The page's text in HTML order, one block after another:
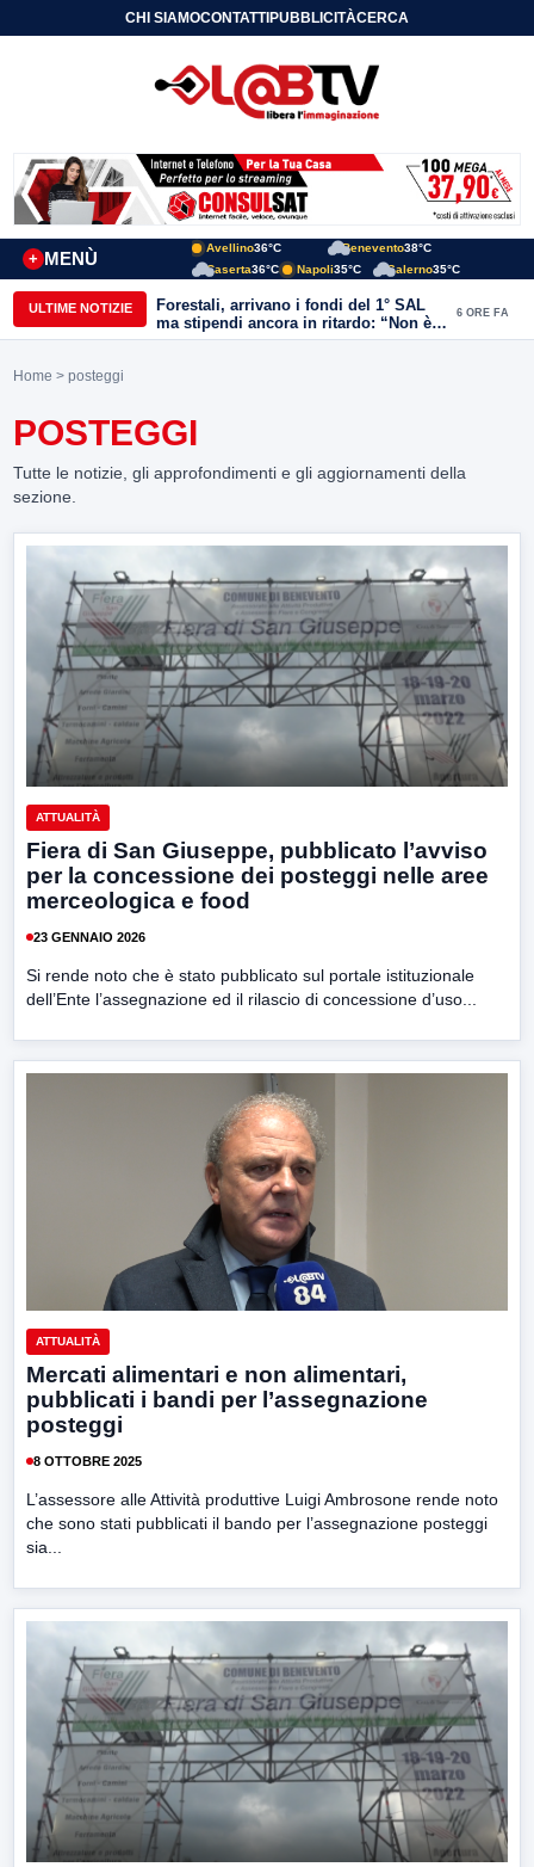
CHI SIAMOCONTATTIPUBBLICITÀCERCA
MENÙ
+
Avellino36°C Benevento38°C
Caserta36°C Napoli35°C Salerno35°C
ULTIME NOTIZIE
Forestali, arrivano i fondi del 1° SAL
ma stipendi ancora in ritardo: “Non è
più sostenibile”
6 ORE FA
Home > posteggi
POSTEGGI
Tutte le notizie, gli approfondimenti e gli aggiornamenti della
sezione.
ATTUALITÀ
Fiera di San Giuseppe, pubblicato l’avviso
per la concessione dei posteggi nelle aree
merceologica e food
23 GENNAIO 2026
Si rende noto che è stato pubblicato sul portale istituzionale
dell’Ente l’assegnazione ed il rilascio di concessione d’uso...
ATTUALITÀ
Mercati alimentari e non alimentari,
pubblicati i bandi per l’assegnazione
posteggi
8 OTTOBRE 2025
L’assessore alle Attività produttive Luigi Ambrosone rende noto
che sono stati pubblicati il bando per l’assegnazione posteggi
sia...